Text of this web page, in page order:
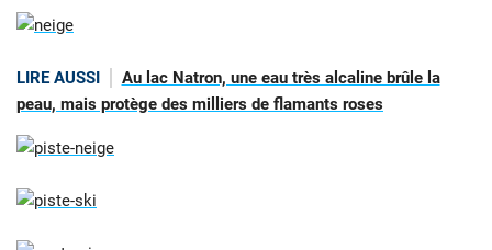
LIRE AUSSI
Au lac Natron, une eau très alcaline brûle la
peau, mais protège des milliers de flamants roses